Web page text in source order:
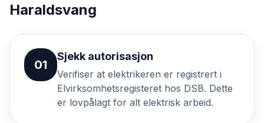
Haraldsvang
01
Sjekk autorisasjon
Verifiser at elektrikeren er registrert i
Elvirksomhetsregisteret hos DSB. Dette
er lovpålagt for alt elektrisk arbeid.